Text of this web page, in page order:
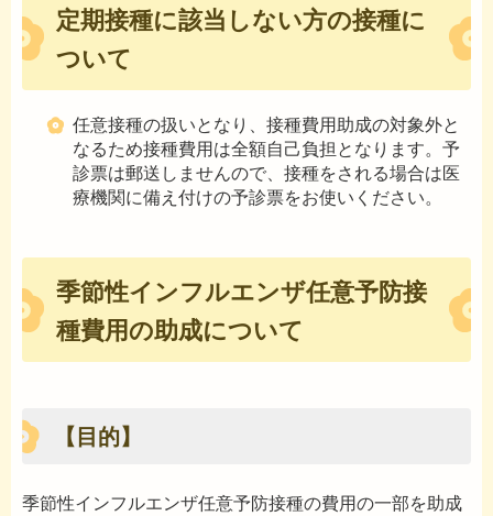
定期接種に該当しない方の接種に
ついて
任意接種の扱いとなり、接種費用助成の対象外と
なるため接種費用は全額自己負担となります。予
診票は郵送しませんので、接種をされる場合は医
療機関に備え付けの予診票をお使いください。
季節性インフルエンザ任意予防接
種費用の助成について
【目的】
季節性インフルエンザ任意予防接種の費用の一部を助成